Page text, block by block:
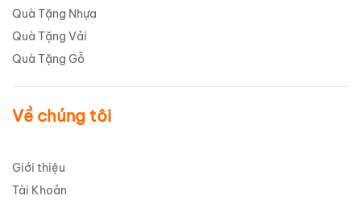
Quà Tặng Nhựa
Quà Tặng Vải
Quà Tặng Gỗ
Về chúng tôi
Giới thiệu
Tài Khoản